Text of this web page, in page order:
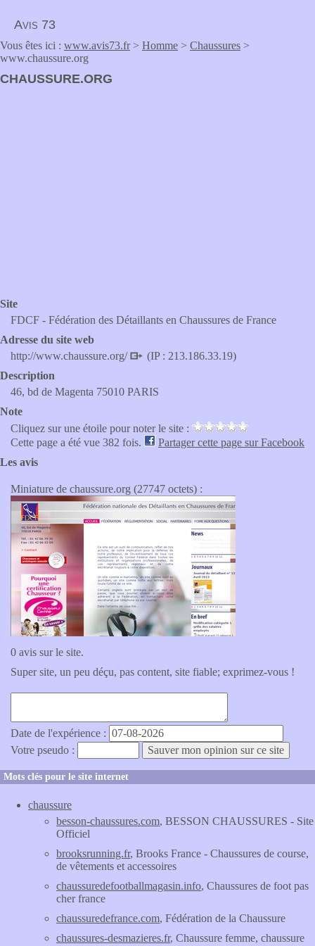
Avis 73
Vous êtes ici : www.avis73.fr> Homme > Chaussures >
www.chaussure.org
CHAUSSURE.ORG
Site
FDCF - Fédération des Détaillants en Chaussures de France
Adresse du site web
http://www.chaussure.org/
(IP : 213.186.33.19)
Description
46, bd de Magenta 75010 PARIS
Note
Cliquez sur une étoile pour noter le site :
Cette page a été vue 382 fois.
Partager cette page sur Facebook
Les avis
Miniature de chaussure.org (27747 octets) :
0 avis sur le site.
Super site, un peu déçu, pas content, site fiable; exprimez-vous !
Date de l'expérience :
Votre pseudo :
Mots clés pour le site internet
chaussure
besson-chaussures.com, BESSON CHAUSSURES - Site
Officiel
brooksrunning.fr, Brooks France - Chaussures de course,
de vêtements et accessoires
chaussuredefootballmagasin.info, Chaussures de foot pas
cher france
chaussuredefrance.com, Fédération de la Chaussure
chaussures-desmazieres.fr, Chaussure femme, chaussure